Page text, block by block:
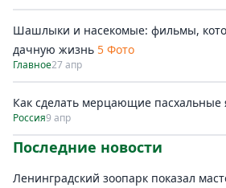
Шашлыки и насекомые: фильмы,
дачную жизнь 5 Фото
Главное27 апр
Как сделать мерцающие пасхальные
Россия9 апр
Последние новости
Ленинградский зоопарк показал